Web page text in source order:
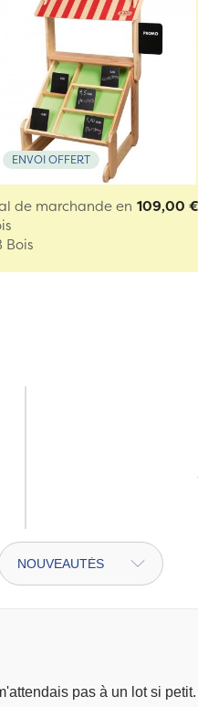
ENVOI OFFERT
de marchande en
Bois
109,00 €
pas à un lot si